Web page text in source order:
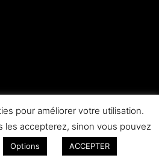
kurdes de Bretagne.
pour améliorer votre utilisation.
les accepterez, sinon vous pouvez
Options ACCEPTER